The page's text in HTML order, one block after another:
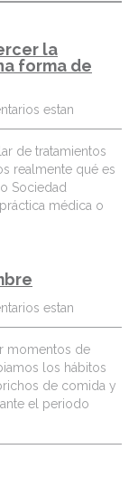
la
forma de
estan
de tratamientos
realmente qué es
Sociedad
médica o
estan
momentos de
los hábitos
de comida y
el periodo